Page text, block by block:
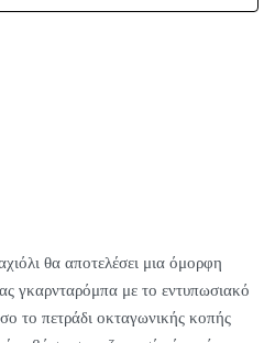
θα αποτελέσει μια όμορφη
γκαρνταρόμπα με το εντυπωσιακό
το πετράδι οκταγωνικής κοπής